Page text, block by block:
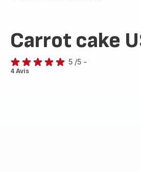
Carrot cake
Avis
5 /5 -
4 Avis